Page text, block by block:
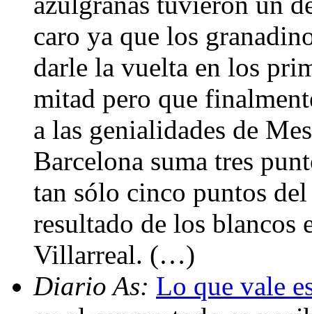
caro ya que los
darle la vuelta en los
mitad pero que
a las genialidades de
Barcelona suma tres
tan sólo cinco puntos
resultado de los blancos
Villarreal. (…)
Diario As: Lo que vale